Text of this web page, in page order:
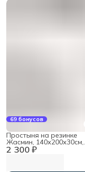
69 бонусов
2 300 ₽
Простыня на резинке
Жасмин, 140х200х30см,
мако-сатин